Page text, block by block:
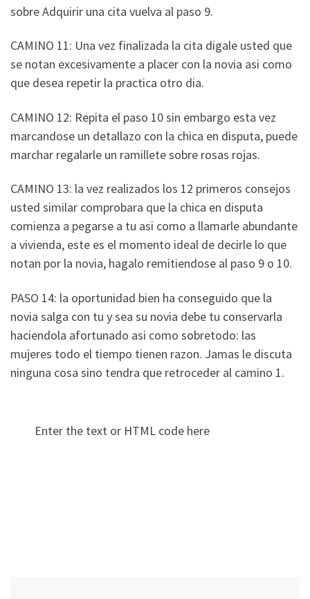
sobre Adquirir una cita vuelva al paso 9.
CAMINO 11: Una vez finalizada la cita digale usted que
se notan excesivamente a placer con la novia asi­ como
que desea repetir la practica otro dia.
CAMINO 12: Repita el paso 10 sin embargo esta vez
marcandose un detallazo con la chica en disputa, puede
marchar regalarle un ramillete sobre rosas rojas.
CAMINO 13: la vez realizados los 12 primeros consejos
usted similar comprobara que la chica en disputa
comienza a pegarse a tu asi­ como a llamarle abundante
a vivienda, este es el momento ideal de decirle lo que
notan por la novia, hagalo remitiendose al paso 9 o 10.
PASO 14: la oportunidad bien ha conseguido que la
novia salga con tu y sea su novia debe tu conservarla
haciendola afortunado asi­ como sobretodo: las
mujeres todo el tiempo tienen razon. Jamas le discuta
ninguna cosa sino tendra que retroceder al camino 1.
Enter the text or HTML code here